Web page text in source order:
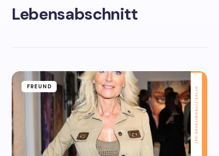
Lebensabschnitt
FREUND